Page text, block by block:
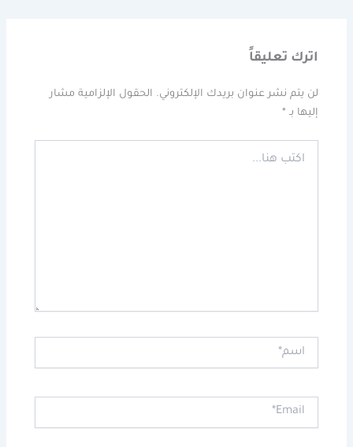
اترك تعليقاً
لن يتم نشر عنوان بريدك الإلكتروني. الحقول الإلزامية مشار
إليها بـ *
هنا...
اسم*
Email*